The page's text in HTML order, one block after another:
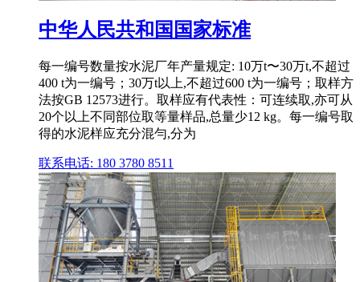
中华人民共和国国家标准
每一编号数量按水泥厂年产量规定: 10万t〜30万t,不超过
400 t为一编号；30万t以上,不超过600 t为一编号；取样方
法按GB 12573进行。取样应有代表性：可连续取,亦可从
20个以上不同部位取等量样品,总量少12 kg。每一编号取
得的水泥样应充分混勻,分为
联系电话: 180 3780 8511